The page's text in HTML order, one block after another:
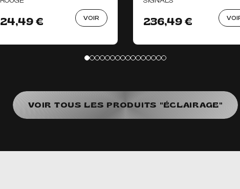
24,49 € VOIR 236,49 €
VOIR TOUS LES PRODUITS "ÉCLAIRAGE"